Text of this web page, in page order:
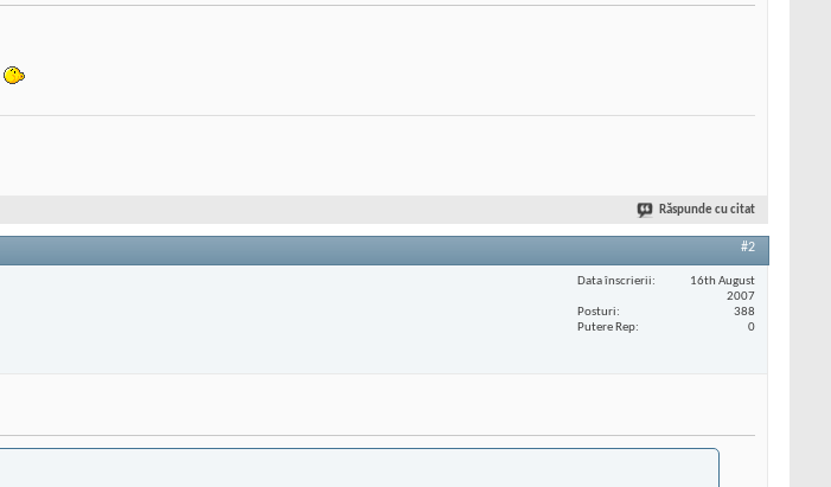
Răspunde cu citat
#2
Data înscrierii
16th August
2007
Posturi
388
Putere Rep
0